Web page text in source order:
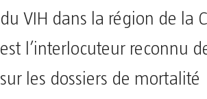
du VIH dans la région de la
est l’interlocuteur reconnu
sur les dossiers de mortalité